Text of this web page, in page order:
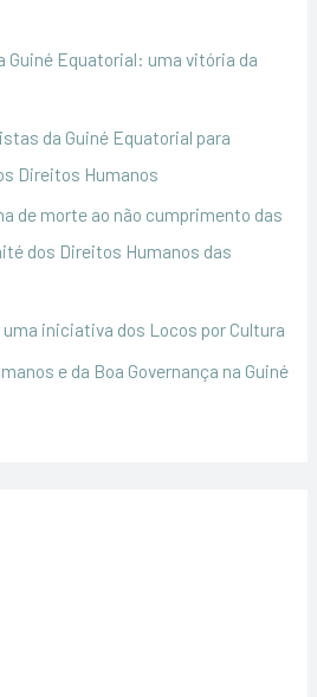
Guiné Equatorial: uma vitória da
da Guiné Equatorial para
Direitos Humanos
de morte ao não cumprimento das
dos Direitos Humanos das
iniciativa dos Locos por Cultura
e da Boa Governança na Guiné